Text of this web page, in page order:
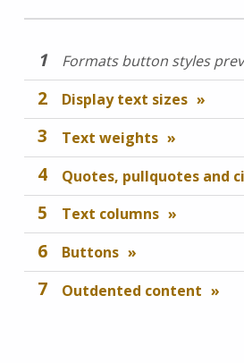
Formats button styles
Display text sizes
Text weights
Quotes, pullquotes and
Text columns
Buttons
Outdented content